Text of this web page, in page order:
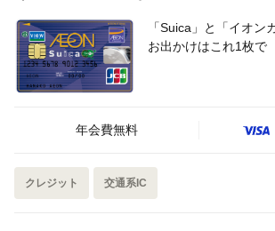
「Suica」と「イオン
お出かけはこれ1枚で
年会費無料
クレジット 交通系IC